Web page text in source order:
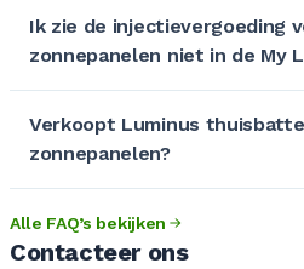
Ik zie de injectievergoeding
zonnepanelen niet in de My
Verkoopt Luminus
zonnepanelen?
Alle FAQ’s bekijken
Contacteer ons